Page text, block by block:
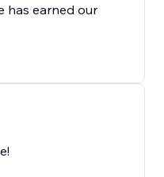
has earned our